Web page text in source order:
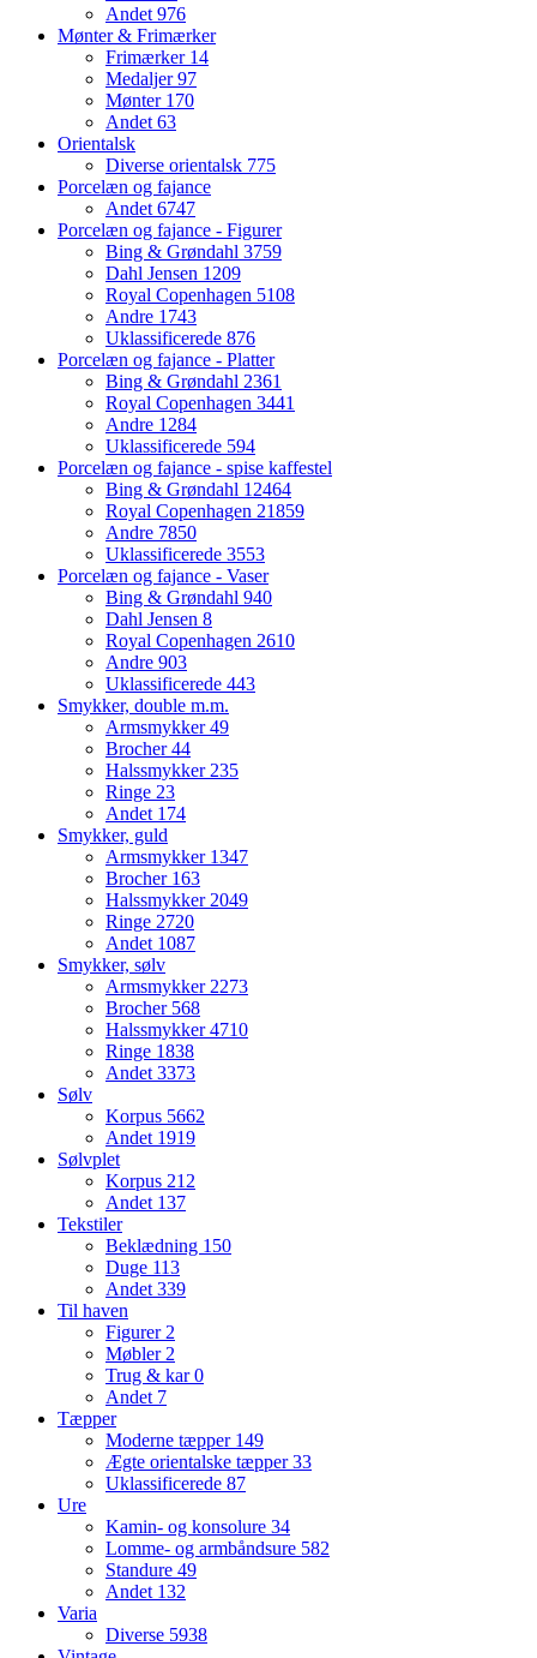
Andet976
Mønter & Frimærker
Frimærker 14
Medaljer97
Mønter 170
Andet63
Orientalsk
Diverse orientalsk 775
Porcelæn og fajance
Andet6747
Porcelæn og fajance - Figurer
Bing & Grøndahl 3759
Dahl Jensen 1209
Royal Copenhagen 5108
Andre 1743
Uklassificerede 876
Porcelæn og fajance - Platter
Bing & Grøndahl 2361
Royal Copenhagen 3441
Andre 1284
Uklassificerede 594
Porcelæn og fajance - spise kaffestel
Bing & Grøndahl 12464
Royal Copenhagen 21859
Andre 7850
Uklassificerede 3553
Porcelæn og fajance - Vaser
Bing & Grøndahl 940
Dahl Jensen 8
Royal Copenhagen 2610
Andre 903
Uklassificerede 443
Smykker, double m.m.
Armsmykker49
Brocher44
Halssmykker235
Ringe 23
Andet 174
Smykker, guld
Armsmykker 1347
Brocher 163
Halssmykker2049
Ringe 2720
Andet 1087
Smykker, sølv
Armsmykker2273
Brocher 568
Halssmykker4710
Ringe 1838
Andet3373
Sølv
Korpus 5662
Andet 1919
Sølvplet
Korpus 212
Andet 137
Tekstiler
Beklædning 150
Duge 113
Andet339
Til haven
Figurer2
Møbler2
Trug & kar0
Andet 7
Tæpper
Moderne tæpper 149
Ægte orientalske tæpper33
Uklassificerede 87
Ure
Kamin- og konsolure 34
Lomme- og armbåndsure 582
Standure 49
Andet 132
Varia
Diverse 5938